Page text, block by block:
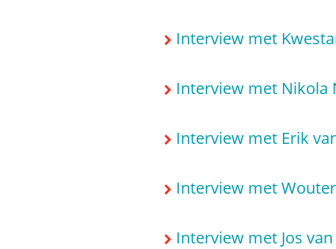
Interview met
Interview met Nikola
Interview met Erik
Interview met
Interview met Jos van